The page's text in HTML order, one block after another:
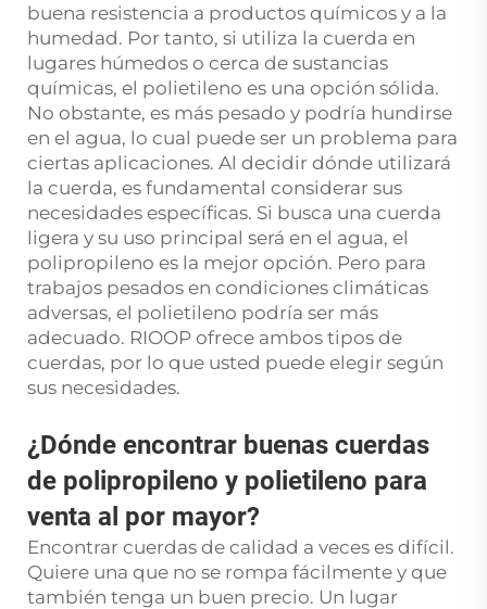
buena resistencia a productos químicos y a la
humedad. Por tanto, si utiliza la cuerda en
lugares húmedos o cerca de sustancias
químicas, el polietileno es una opción sólida.
No obstante, es más pesado y podría hundirse
en el agua, lo cual puede ser un problema para
ciertas aplicaciones. Al decidir dónde utilizará
la cuerda, es fundamental considerar sus
necesidades específicas. Si busca una cuerda
ligera y su uso principal será en el agua, el
polipropileno es la mejor opción. Pero para
trabajos pesados en condiciones climáticas
adversas, el polietileno podría ser más
adecuado. RIOOP ofrece ambos tipos de
cuerdas, por lo que usted puede elegir según
sus necesidades.
¿Dónde encontrar buenas cuerdas
de polipropileno y polietileno para
venta al por mayor?
Encontrar cuerdas de calidad a veces es difícil.
Quiere una que no se rompa fácilmente y que
también tenga un buen precio. Un lugar